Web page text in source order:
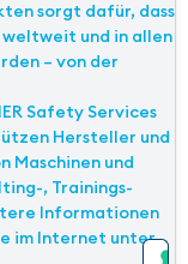
sorgt dafür, dass
weltweit und in allen
– von der
Safety Services
Hersteller und
Maschinen und
, Trainings-
Informationen
im Internet unter